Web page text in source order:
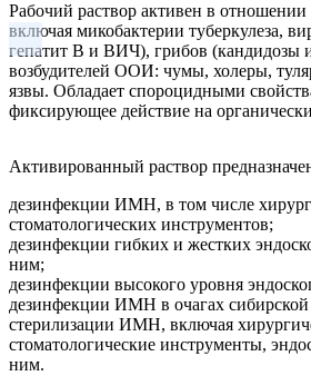
Рабочий раствор активен в
включая микобактерии туберкулеза,
гепатит В и ВИЧ), грибов (кандидозы
возбудителей ООИ: чумы, холеры,
язвы. Обладает спороцидными
фиксирующее действие на
Активированный раствор
дезинфекции ИМН, в том числе
стоматологических инструментов;
дезинфекции гибких и жестких
ним;
дезинфекции высокого уровня
дезинфекции ИМН в очагах сибирской
стерилизации ИМН, включая
стоматологические инструменты,
ним.